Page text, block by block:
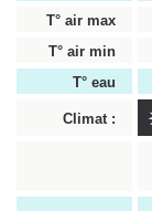
T° air max
T° air min
T° eau
Climat :